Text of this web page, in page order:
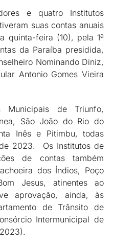
e quatro Institutos
suas contas anuais
quinta-feira (10), pela 1ª
da Paraíba presidida,
Nominando Diniz,
Antonio Gomes Vieira
Municipais de Triunfo,
São João do Rio do
Inês e Pitimbu, todas
2023. Os Institutos de
de contas também
dos Índios, Poço
Jesus, atinentes ao
aprovação, ainda, às
de Trânsito de
Intermunicipal de